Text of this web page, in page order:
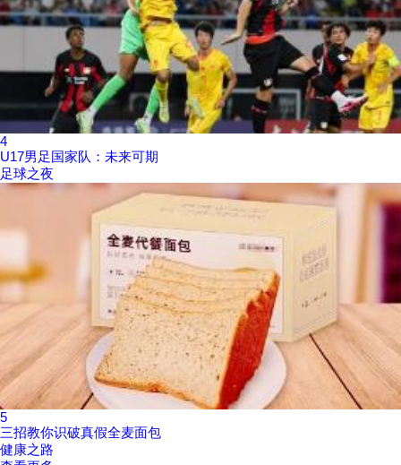
4
U17男足国家队：未来可期
足球之夜
5
三招教你识破真假全麦面包
健康之路